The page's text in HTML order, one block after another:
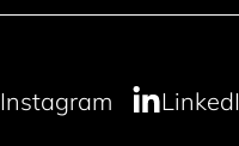
Instagram